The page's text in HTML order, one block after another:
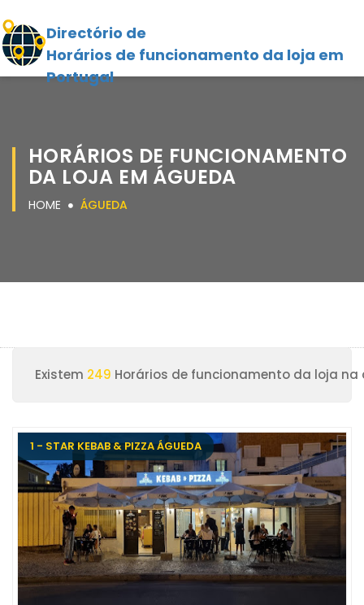
Directório de
Horários de funcionamento da loja em
Portugal
HORÁRIOS DE FUNCIONAMENTO
DA LOJA EM ÁGUEDA
HOME ÁGUEDA
Existem 249 Horários de funcionamento da loja na
1 - STAR KEBAB & PIZZA ÁGUEDA